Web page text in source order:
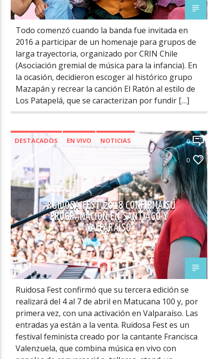
Todo comenzó cuando la banda fue invitada en
2016 a participar de un homenaje para grupos de
larga trayectoria, organizado por CRIN Chile
(Asociación gremial de música para la infancia). En
la ocasión, decidieron escoger al histórico grupo
Mazapán y recrear la canción El Ratón al estilo de
Los Patapelá, que se caracterizan por fundir […]
DESTACADOS EN VIVO
NOTICIAS
NOVEDADES MÚSICA CHILENA
0
0
RUIDOSA FEST 2018 CONFIRMA SU
PROGRAMACIÓN EN SANTIAGO Y
VALPARAÍSO
Ruidosa Fest confirmó que su tercera edición se
realizará del 4 al 7 de abril en Matucana 100 y, por
primera vez, con una activación en Valparaíso. Las
entradas ya están a la venta. Ruidosa Fest es un
festival feminista creado por la cantante Francisca
Valenzuela, que combina música en vivo con